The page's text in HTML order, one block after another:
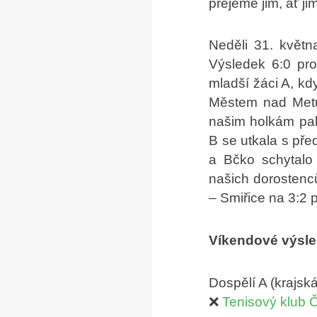
Neděli 31.
Výsledek 6:0
mladší žáci A,
Městem nad
našim holkám
B se utkala s
a Bčko
našich
– Smiřice na 3:2
Víkendové
Dospělí A
❌Tenisový klub